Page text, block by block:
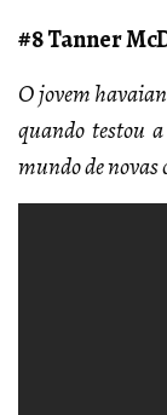
#8 Tanner
O jovem
quando testou
mundo de